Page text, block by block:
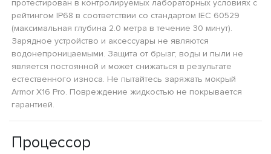
протестирован в контролируемых лабораторных условиях с
рейтингом IP68 в соответствии со стандартом IEC 60529
(максимальная глубина 2.0 метра в течение 30 минут).
Зарядное устройство и аксессуары не являются
водонепроницаемыми. Защита от брызг, воды и пыли не
является постоянной и может снижаться в результате
естественного износа. Не пытайтесь заряжать мокрый
Armor X16 Pro. Повреждение жидкостью не покрывается
гарантией.
Процессор